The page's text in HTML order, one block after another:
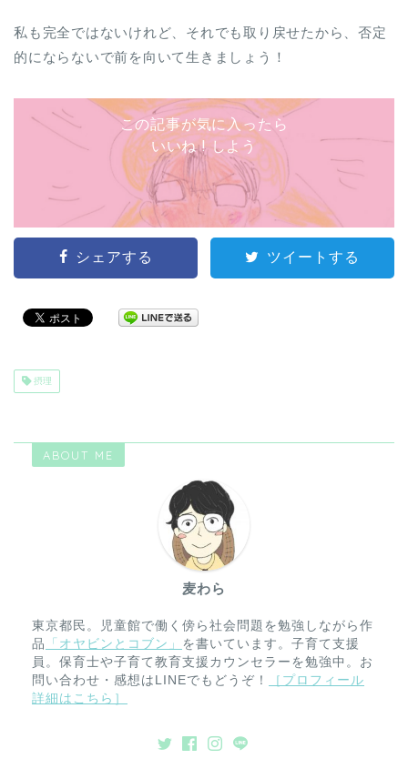
私も完全ではないけれど、それでも取り戻せたから、否定
的にならないで前を向いて生きましょう！
この記事が気に入ったら
いいね ! しよう
シェアする ツイートする
摂理
ABOUT ME
麦わら
東京都民。児童館で働く傍ら社会問題を勉強しながら作
品
「オヤビンとコブン」 を書いています。子育て支援
員。保育士や子育て教育支援カウンセラーを勉強中。お
問い合わせ・感想はLINEでもどうぞ！
［プロフィール
詳細はこちら］